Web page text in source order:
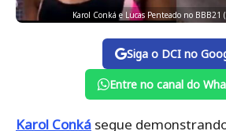
Karol Conká e Lucas Penteado no BBB21
Siga o DCI no
Entre no canal do
Karol Conká segue